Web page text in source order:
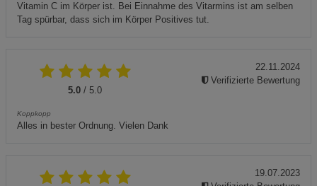
Vitamin C im Körper ist. Bei Einnahme des Vitarmins ist am selben
Tag spürbar, dass sich im Körper Positives tut.
5.0 / 5.0
Koppkopp
Alles in bester Ordnung. Vielen Dank
22.11.2024
Verifizierte Bewertung
19.07.2023